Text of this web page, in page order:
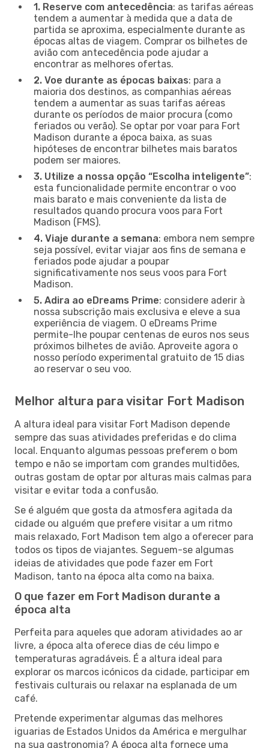
1. Reserve com antecedência: as tarifas aéreas
tendem a aumentar à medida que a data de
partida se aproxima, especialmente durante as
épocas altas de viagem. Comprar os bilhetes de
avião com antecedência pode ajudar a
encontrar as melhores ofertas.
2. Voe durante as épocas baixas: para a
maioria dos destinos, as companhias aéreas
tendem a aumentar as suas tarifas aéreas
durante os períodos de maior procura (como
feriados ou verão). Se optar por voar para Fort
Madison durante a época baixa, as suas
hipóteses de encontrar bilhetes mais baratos
podem ser maiores.
3. Utilize a nossa opção “Escolha inteligente”:
esta funcionalidade permite encontrar o voo
mais barato e mais conveniente da lista de
resultados quando procura voos para Fort
Madison (FMS).
4. Viaje durante a semana: embora nem sempre
seja possível, evitar viajar aos fins de semana e
feriados pode ajudar a poupar
significativamente nos seus voos para Fort
Madison.
5. Adira ao eDreams Prime: considere aderir à
nossa subscrição mais exclusiva e eleve a sua
experiência de viagem. O eDreams Prime
permite-lhe poupar centenas de euros nos seus
próximos bilhetes de avião. Aproveite agora o
nosso período experimental gratuito de 15 dias
ao reservar o seu voo.
Melhor altura para visitar Fort Madison
A altura ideal para visitar Fort Madison depende
sempre das suas atividades preferidas e do clima
local. Enquanto algumas pessoas preferem o bom
tempo e não se importam com grandes multidões,
outras gostam de optar por alturas mais calmas para
visitar e evitar toda a confusão.
Se é alguém que gosta da atmosfera agitada da
cidade ou alguém que prefere visitar a um ritmo
mais relaxado, Fort Madison tem algo a oferecer para
todos os tipos de viajantes. Seguem-se algumas
ideias de atividades que pode fazer em Fort
Madison, tanto na época alta como na baixa.
O que fazer em Fort Madison durante a
época alta
Perfeita para aqueles que adoram atividades ao ar
livre, a época alta oferece dias de céu limpo e
temperaturas agradáveis. É a altura ideal para
explorar os marcos icónicos da cidade, participar em
festivais culturais ou relaxar na esplanada de um
café.
Pretende experimentar algumas das melhores
iguarias de Estados Unidos da América e mergulhar
na sua gastronomia? A época alta fornece uma